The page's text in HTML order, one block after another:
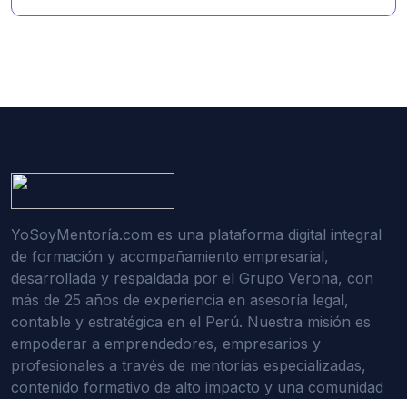
YoSoyMentoría.com es una plataforma digital integral
de formación y acompañamiento empresarial,
desarrollada y respaldada por el Grupo Verona, con
más de 25 años de experiencia en asesoría legal,
contable y estratégica en el Perú. Nuestra misión es
empoderar a emprendedores, empresarios y
profesionales a través de mentorías especializadas,
contenido formativo de alto impacto y una comunidad